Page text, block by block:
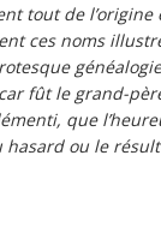
tout de l’origine
ces noms
fût le grand-
que
ou le